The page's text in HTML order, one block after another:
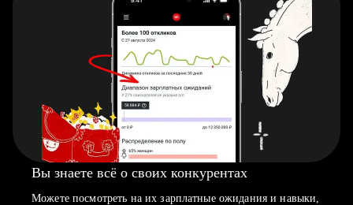
Вы знаете всё о своих конкурентах
Можете посмотреть на их зарплатные ожидания и навыки,